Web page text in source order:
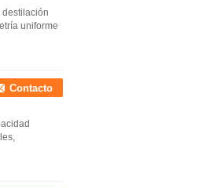
destilación
uniforme
Contacto